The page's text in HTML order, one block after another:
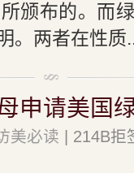
颁布的。而
。两者在性质
申请美国
美必读 | 214B